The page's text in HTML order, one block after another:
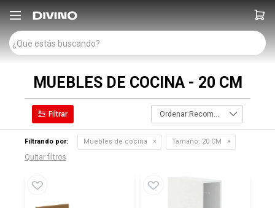

MUEBLES DE COCINA - 20 CM
Recomendados
Filtrando por: Muebles de cocina Tamaño: 20 CM
Quitar filtros